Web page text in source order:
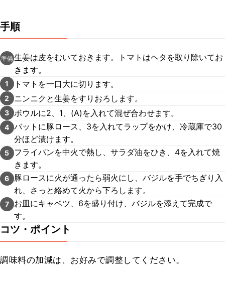
手順
準備生姜は皮をむいておきます。トマトはヘタを取り除いてお
きます。
1 トマトを一口大に切ります。
2 ニンニクと生姜をすりおろします。
3 ボウルに2、1、(A)を入れて混ぜ合わせます。
4 バットに豚ロース、3を入れてラップをかけ、冷蔵庫で30
分ほど漬けます。
5
フライパンを中火で熱し、サラダ油をひき、4を入れて焼
きます。
6
豚ロースに火が通ったら弱火にし、バジルを手でちぎり入
れ、さっと絡めて火から下ろします。
7
お皿にキャベツ、6を盛り付け、バジルを添えて完成で
す。
コツ・ポイント
調味料の加減は、お好みで調整してください。